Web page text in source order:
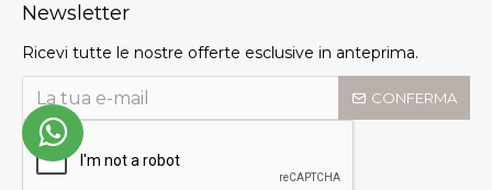
Newsletter
Ricevi tutte le nostre offerte esclusive in anteprima.
CONFERMA